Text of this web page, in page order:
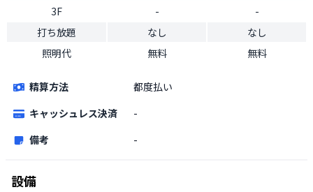
3F
-
-
打ち放題
なし
なし
照明代
無料 無料
精算方法
都度払い
キャッシュレス決済
-
備考
-
設備